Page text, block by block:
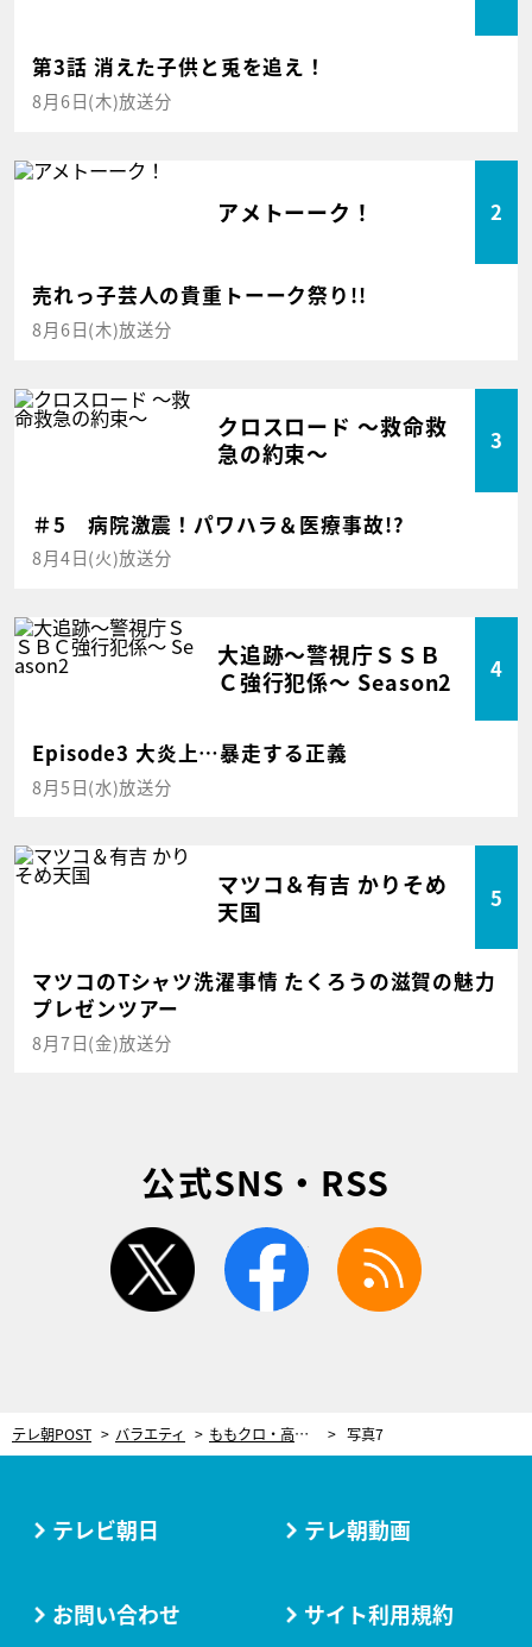
第3話 消えた子供と兎を追え！
8月6日(木)放送分
アメトーーク！ 2
売れっ子芸人の貴重トーーク祭り!!
8月6日(木)放送分
クロスロード ～救命救
急の約束～
3
＃5 病院激震！パワハラ＆医療事故!?
8月4日(火)放送分
大追跡～警視庁ＳＳＢ
Ｃ強行犯係～ Season2
4
Episode3 大炎上…暴走する正義
8月5日(水)放送分
マツコ＆有吉 かりそめ
天国
5
マツコのTシャツ洗濯事情 たくろうの滋賀の魅力
プレゼンツアー
8月7日(金)放送分
公式SNS・RSS
twitter facebook
テレ朝POST バラエティ ももクロ・高城れに「国語が得意です」小説家・加賀翔（かが屋）に勝てるか!? 写真7
テレビ朝日 テレ朝動画
お問い合わせ サイト利用規約